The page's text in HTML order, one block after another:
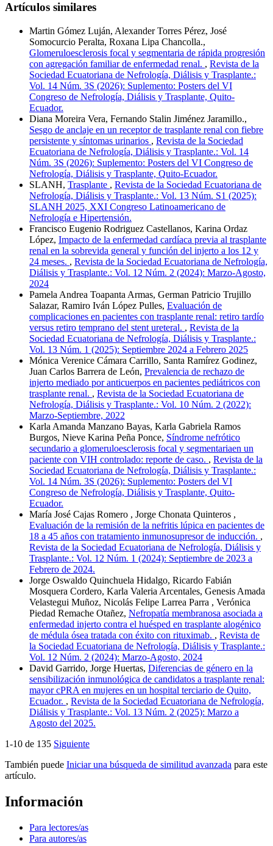
Artículos similares
Martin Gómez Luján, Alexander Torres Pérez, José
Somocurcio Peralta, Roxana Lipa Chancolla.,
Glomeruloesclerosis focal y segmentaria de rápida progresión
con agregación familiar de enfermedad renal. , Revista de la
Sociedad Ecuatoriana de Nefrología, Diálisis y Trasplante.:
Vol. 14 Núm. 3S (2026): Suplemento: Posters del VI
Congreso de Nefrología, Diálisis y Trasplante, Quito-
Ecuador.
Diana Moreira Vera, Fernando Stalin Jiménez Jaramillo.,
Sesgo de anclaje en un receptor de trasplante renal con fiebre
persistente y síntomas urinarios , Revista de la Sociedad
Ecuatoriana de Nefrología, Diálisis y Trasplante.: Vol. 14
Núm. 3S (2026): Suplemento: Posters del VI Congreso de
Nefrología, Diálisis y Trasplante, Quito-Ecuador.
SLANH, Trasplante , Revista de la Sociedad Ecuatoriana de
Nefrología, Diálisis y Trasplante.: Vol. 13 Núm. S1 (2025):
SLANH 2025, XXI Congreso Latinoamericano de
Nefrología e Hipertensión.
Francisco Eugenio Rodriguez Castellanos, Karina Ordaz
López, Impacto de la enfermedad cardíaca previa al trasplante
renal en la sobrevida general y función del injerto a los 12 y
24 meses. , Revista de la Sociedad Ecuatoriana de Nefrología,
Diálisis y Trasplante.: Vol. 12 Núm. 2 (2024): Marzo-Agosto,
2024
Pamela Andrea Toapanta Armas, German Patricio Trujillo
Salazar, Ramiro Iván López Pulles, Evaluación de
complicaciones en pacientes con trasplante renal: retiro tardío
versus retiro temprano del stent ureteral. , Revista de la
Sociedad Ecuatoriana de Nefrología, Diálisis y Trasplante.:
Vol. 13 Núm. 1 (2025): Septiembre 2024 a Febrero 2025
Mónica Verenice Cámara Carrillo, Santa Ramírez Godinez,
Juan Carlos Barrera de León, Prevalencia de rechazo de
injerto mediado por anticuerpos en pacientes pediátricos con
trasplante renal. , Revista de la Sociedad Ecuatoriana de
Nefrología, Diálisis y Trasplante.: Vol. 10 Núm. 2 (2022):
Marzo-Septiembre, 2022
Karla Amanda Manzano Bayas, Karla Gabriela Ramos
Burgos, Nieve Karina Peña Ponce, Síndrome nefrótico
secundario a glomeruloesclerosis focal y segmentariaen un
paciente con VIH controlado: reporte de caso. , Revista de la
Sociedad Ecuatoriana de Nefrología, Diálisis y Trasplante.:
Vol. 14 Núm. 3S (2026): Suplemento: Posters del VI
Congreso de Nefrología, Diálisis y Trasplante, Quito-
Ecuador.
María José Cajas Romero , Jorge Chonata Quinteros ,
Evaluación de la remisión de la nefritis lúpica en pacientes de
18 a 45 años con tratamiento inmunosupresor de inducción. ,
Revista de la Sociedad Ecuatoriana de Nefrología, Diálisis y
Trasplante.: Vol. 12 Núm. 1 (2024): Septiembre de 2023 a
Febrero de 2024.
Jorge Oswaldo Quinchuela Hidalgo, Ricardo Fabián
Mosquera Cordero, Karla Valeria Arcentales, Genesis Amada
Velastegui Muñoz, Nicolás Felipe Larrea Parra , Verónica
Piedad Remache Otañez, Nefropatía membranosa asociada a
enfermedad injerto contra el huésped en trasplante alogénico
de médula ósea tratada con éxito con rituximab. , Revista de
la Sociedad Ecuatoriana de Nefrología, Diálisis y Trasplante.:
Vol. 12 Núm. 2 (2024): Marzo-Agosto, 2024
David Garrido, Jorge Huertas, Diferencias de género en la
sensibilización inmunológica de candidatos a trasplante renal:
mayor cPRA en mujeres en un hospital terciario de Quito,
Ecuador. , Revista de la Sociedad Ecuatoriana de Nefrología,
Diálisis y Trasplante.: Vol. 13 Núm. 2 (2025): Marzo a
Agosto del 2025.
1-10 de 135 Siguiente
También puede Iniciar una búsqueda de similitud avanzada para este
artículo.
Información
Para lectores/as
Para autores/as